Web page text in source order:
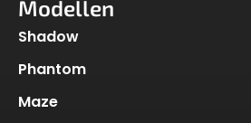
Modellen
Shadow
Phantom
Maze